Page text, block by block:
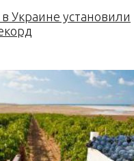
Украине установили